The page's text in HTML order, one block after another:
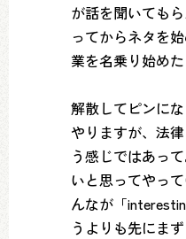
が話を聞いても
ってからネタを
業を名乗り始め
解散してピンに
やりますが、法
う感じではあっ
いと思ってやっ
んなが「
うよりも先にま